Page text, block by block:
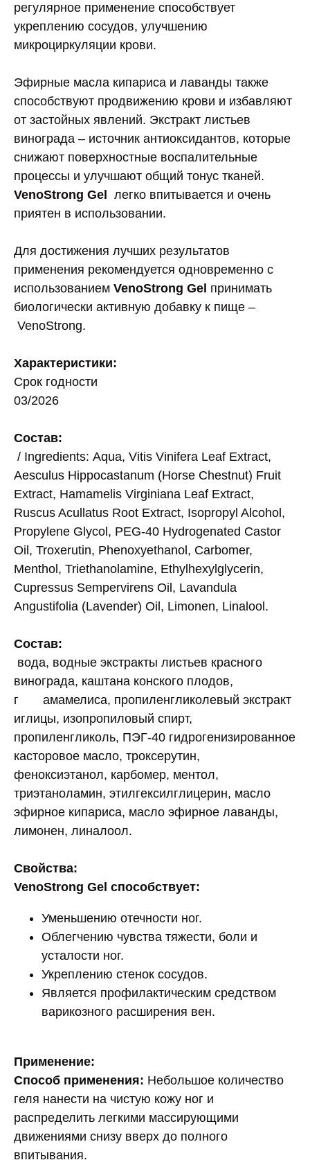
регулярное применение способствует
укреплению сосудов, улучшению
микроциркуляции крови.
Эфирные масла кипариса и лаванды также
способствуют продвижению крови и избавляют
от застойных явлений. Экстракт листьев
винограда – источник антиоксидантов, которые
снижают поверхностные воспалительные
процессы и улучшают общий тонус тканей.
VenoStrong Gel
легко впитывается и очень
приятен в использовании.
Для достижения лучших результатов
применения рекомендуется одновременно с
использованием VenoStrong Gel принимать
биологически активную добавку к пище –
VenoStrong.
Характеристики:
Срок годности
03/2026
Состав:
/ Ingredients: Aqua, Vitis Vinifera Leaf Extract,
Aesculus Hippocastanum (Horse Chestnut) Fruit
Extract, Hamamelis Virginiana Leaf Extract,
Ruscus Acullatus Root Extract, Isopropyl Alcohol,
Propylene Glycol, PEG-40 Hydrogenated Castor
Oil, Troxerutin, Phenoxyethanol, Carbomer,
Menthol, Triethanolamine, Ethylhexylglycerin,
Cupressus Sempervirens Oil, Lavandula
Angustifolia (Lavender) Oil, Limonen, Linalool.
Состав:
вода, водные экстракты листьев красного
винограда, каштана конского плодов,
г амамелиса, пропиленгликолевый экстракт
иглицы, изопропиловый спирт,
пропиленгликоль, ПЭГ-40 гидрогенизированное
касторовое масло, троксерутин,
феноксиэтанол, карбомер, ментол,
триэтаноламин, этилгексилглицерин, масло
эфирное кипариса, масло эфирное лаванды,
лимонен, линалоол.
Свойства:
VenoStrong Gel способствует:
Уменьшению отечности ног.
Облегчению чувства тяжести, боли и
усталости ног.
Укреплению стенок сосудов.
Является профилактическим средством
варикозного расширения вен.
Применение:
Способ применения: Небольшое количество
геля нанести на чистую кожу ног и
распределить легкими массирующими
движениями снизу вверх до полного
впитывания.